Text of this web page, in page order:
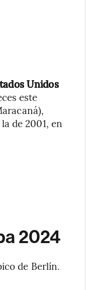
Unidos
este
de 2001, en
2024
de Berlín.